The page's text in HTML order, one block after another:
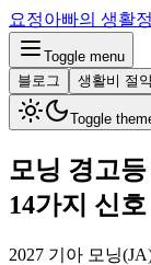
요정아빠의 생활
Toggle menu
블로그
생활비 절
Toggle
모닝 경고
14가지 신호
2027 기아 모닝